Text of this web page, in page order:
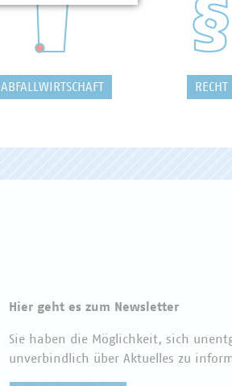
ABFALLWIRTSCHAFT RECHT
Hier geht es zum Newsletter
Sie haben die Möglichkeit, sich
unverbindlich über Aktuelles zu